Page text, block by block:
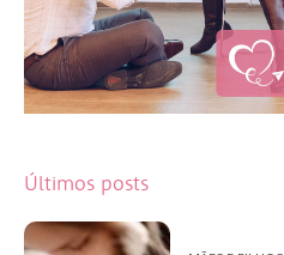
Últimos posts